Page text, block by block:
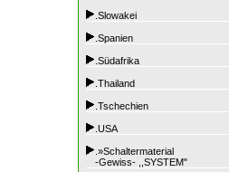
.Slowakei
.Spanien
.Südafrika
.Thailand
.Tschechien
.USA
.»Schaltermaterial
-Gewiss- ,,SYSTEM"